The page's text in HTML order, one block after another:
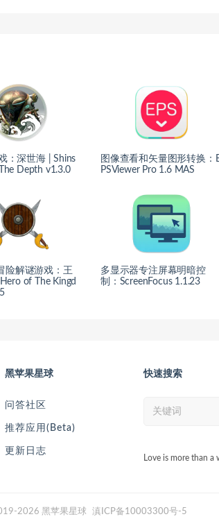
：深世海 | Shins
Depth v1.3.0
图像查看和矢量图形转换：
PSViewer Pro 1.6 MAS
险解谜游戏：王
of The Kingd
多显示器专注屏幕明暗控
制：ScreenFocus 1.1.23
黑苹果星球
问答社区
推荐应用(Beta)
更新日志
快速搜索
Love is more than a
2026 黑苹果星球 滇ICP备10003300号-5